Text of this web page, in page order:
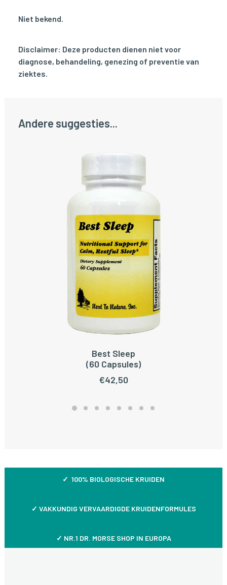
Niet bekend.
Disclaimer: Deze producten dienen niet voor
diagnose, behandeling, genezing of preventie van
ziektes.
Andere suggesties...
LEES VERDER
Best Sleep
(60 Capsules)
€42,50
✓ 100% BIOLOGISCHE KRUIDEN
✓ VAKKUNDIG VERVAARDIGDE KRUIDENFORMULES
✓ NR.1 DR. MORSE SHOP IN EUROPA